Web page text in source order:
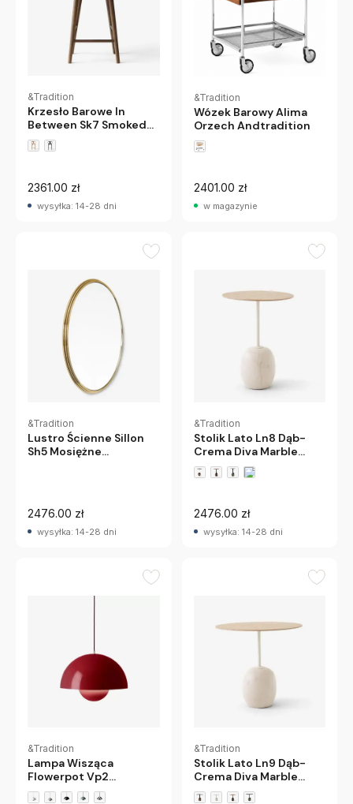
&Tradition
Krzesło Barowe In
Between Sk7 Smoked
Oak Andtradition
2361.00 zł
wysyłka: 14-28 dni
&Tradition
Wózek Barowy Alima
Orzech Andtradition
2401.00 zł
w magazynie
&Tradition
Lustro Ścienne Sillon
Sh5 Mosiężne
2476.00 zł
wysyłka: 14-28 dni
&Tradition
Stolik Lato Ln8 Dąb-
Crema Diva Marble
Andtradition
2476.00 zł
wysyłka: 14-28 dni
&Tradition
Lampa Wisząca
Flowerpot Vp2
Czerwona Andtradition
&Tradition
Stolik Lato Ln9 Dąb-
Crema Diva Marble
Andtradition